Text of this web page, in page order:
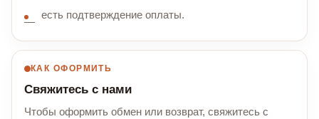
есть подтверждение оплаты.
КАК ОФОРМИТЬ
Свяжитесь с нами
Чтобы оформить обмен или возврат, свяжитесь с